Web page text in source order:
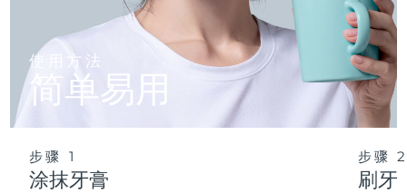
使用方法
简单易用
步骤 1
涂抹牙膏
步骤
刷牙